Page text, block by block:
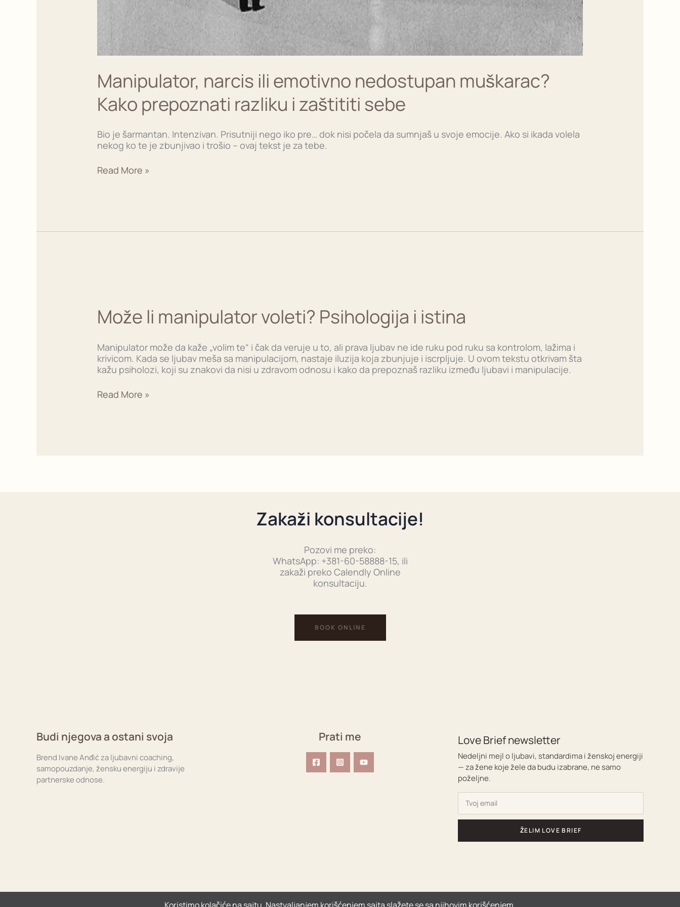
Manipulator, narcis ili emotivno nedostupan muškarac?
Kako prepoznati razliku i zaštititi sebe
Bio je šarmantan. Intenzivan. Prisutniji nego iko pre… dok nisi počela da sumnjaš u svoje emocije. Ako si ikada volela
nekog ko te je zbunjivao i trošio – ovaj tekst je za tebe.
Read More »
Može li manipulator voleti? Psihologija i istina
Manipulator može da kaže „volim te“ i čak da veruje u to, ali prava ljubav ne ide ruku pod ruku sa kontrolom, lažima i
krivicom. Kada se ljubav meša sa manipulacijom, nastaje iluzija koja zbunjuje i iscrpljuje. U ovom tekstu otkrivam šta
kažu psiholozi, koji su znakovi da nisi u zdravom odnosu i kako da prepoznaš razliku između ljubavi i manipulacije.
manipulator
voleti?
i
istina
Read More »
Zakaži konsultacije!
Pozovi me preko:
WhatsApp: +381-60-58888-15, ili
zakaži preko Calendly Online
konsultaciju.
BOOK ONLINE
Budi njegova a ostani svoja
Brend Ivane Anđić za ljubavni coaching,
samopouzdanje, žensku energiju i zdravije
partnerske odnose.
Prati me Love Brief newsletter
Nedeljni mejl o ljubavi, standardima i ženskoj energiji
— za žene koje žele da budu izabrane, ne samo
poželjne.
ŽELIM LOVE BRIEF